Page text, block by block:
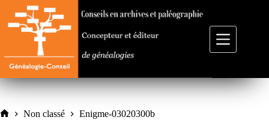
contenu
Non classé Enigme-03020300b